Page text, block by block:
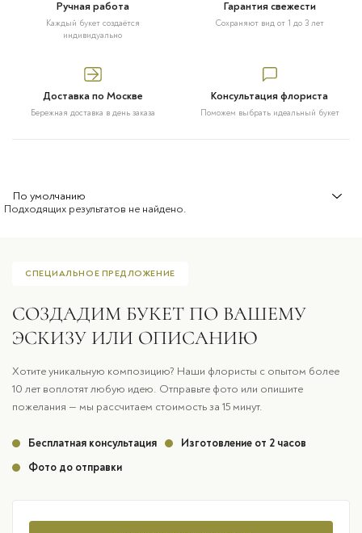
Ручная работа
Каждый букет создаётся
индивидуально
Гарантия свежести
Сохраняют вид от 1 до 3 лет
Доставка по Москве
Бережная доставка в день заказа
Консультация флориста
Поможем выбрать идеальный букет
Подходящих результатов не найдено.
СПЕЦИАЛЬНОЕ ПРЕДЛОЖЕНИЕ
СОЗДАДИМ БУКЕТ ПО ВАШЕМУ
ЭСКИЗУ ИЛИ ОПИСАНИЮ
Хотите уникальную композицию? Наши флористы с опытом более
10 лет воплотят любую идею. Отправьте фото или опишите
пожелания — мы рассчитаем стоимость за 15 минут.
Бесплатная консультация
Изготовление от 2 часов
Фото до отправки